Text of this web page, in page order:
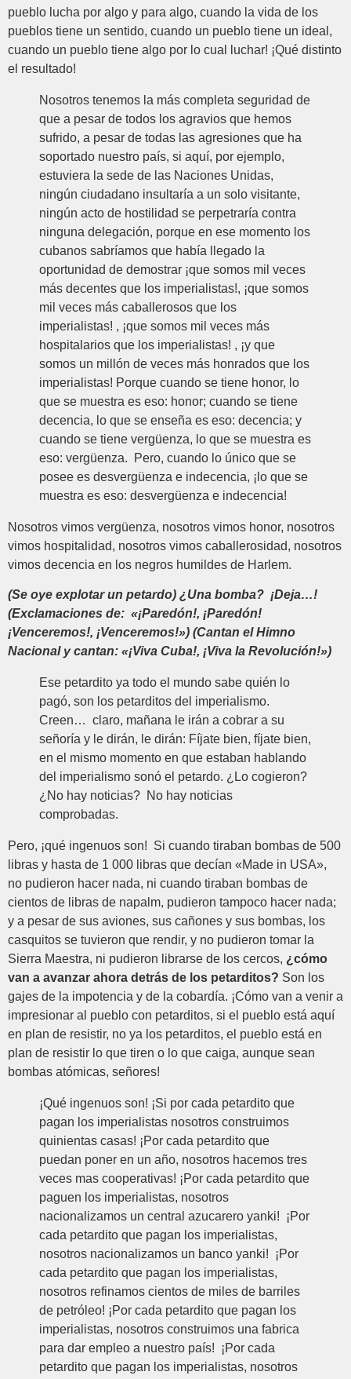
pueblo lucha por algo y para algo, cuando la vida de los
pueblos tiene un sentido, cuando un pueblo tiene un ideal,
cuando un pueblo tiene algo por lo cual luchar! ¡Qué distinto
el resultado!
Nosotros tenemos la más completa seguridad de
que a pesar de todos los agravios que hemos
sufrido, a pesar de todas las agresiones que ha
soportado nuestro país, si aquí, por ejemplo,
estuviera la sede de las Naciones Unidas,
ningún ciudadano insultaría a un solo visitante,
ningún acto de hostilidad se perpetraría contra
ninguna delegación, porque en ese momento los
cubanos sabríamos que había llegado la
oportunidad de demostrar ¡que somos mil veces
más decentes que los imperialistas!, ¡que somos
mil veces más caballerosos que los
imperialistas! , ¡que somos mil veces más
hospitalarios que los imperialistas! , ¡y que
somos un millón de veces más honrados que los
imperialistas! Porque cuando se tiene honor, lo
que se muestra es eso: honor; cuando se tiene
decencia, lo que se enseña es eso: decencia; y
cuando se tiene vergüenza, lo que se muestra es
eso: vergüenza. Pero, cuando lo único que se
posee es desvergüenza e indecencia, ¡lo que se
muestra es eso: desvergüenza e indecencia!
Nosotros vimos vergüenza, nosotros vimos honor, nosotros
vimos hospitalidad, nosotros vimos caballerosidad, nosotros
vimos decencia en los negros humildes de Harlem.
(Se oye explotar un petardo) ¿Una bomba? ¡Deja…!
(Exclamaciones de: «¡Paredón!, ¡Paredón!
¡Venceremos!, ¡Venceremos!») (Cantan el Himno
Nacional y cantan: «¡Viva Cuba!, ¡Viva la Revolución!»)
Ese petardito ya todo el mundo sabe quién lo
pagó, son los petarditos del imperialismo.
Creen… claro, mañana le irán a cobrar a su
señoría y le dirán, le dirán: Fíjate bien, fíjate bien,
en el mismo momento en que estaban hablando
del imperialismo sonó el petardo. ¿Lo cogieron?
¿No hay noticias? No hay noticias
comprobadas.
Pero, ¡qué ingenuos son! Si cuando tiraban bombas de 500
libras y hasta de 1 000 libras que decían «Made in USA»,
no pudieron hacer nada, ni cuando tiraban bombas de
cientos de libras de napalm, pudieron tampoco hacer nada;
y a pesar de sus aviones, sus cañones y sus bombas, los
casquitos se tuvieron que rendir, y no pudieron tomar la
Sierra Maestra, ni pudieron librarse de los cercos, ¿cómo
van a avanzar ahora detrás de los petarditos? Son los
gajes de la impotencia y de la cobardía. ¡Cómo van a venir a
impresionar al pueblo con petarditos, si el pueblo está aquí
en plan de resistir, no ya los petarditos, el pueblo está en
plan de resistir lo que tiren o lo que caiga, aunque sean
bombas atómicas, señores!
¡Qué ingenuos son! ¡Si por cada petardito que
pagan los imperialistas nosotros construimos
quinientas casas! ¡Por cada petardito que
puedan poner en un año, nosotros hacemos tres
veces mas cooperativas! ¡Por cada petardito que
paguen los imperialistas, nosotros
nacionalizamos un central azucarero yanki! ¡Por
cada petardito que pagan los imperialistas,
nosotros nacionalizamos un banco yanki! ¡Por
cada petardito que pagan los imperialistas,
nosotros refinamos cientos de miles de barriles
de petróleo! ¡Por cada petardito que pagan los
imperialistas, nosotros construimos una fabrica
para dar empleo a nuestro país! ¡Por cada
petardito que pagan los imperialistas, nosotros